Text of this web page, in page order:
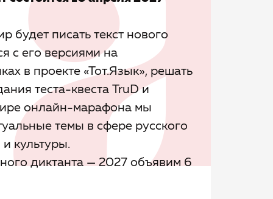
будет писать текст нового
с его версиями на
в проекте «Тот.Язык», решать
теста-квеста TruD и
онлайн-марафона мы
темы в сфере русского
культуры.
диктанта — 2027 объявим 6